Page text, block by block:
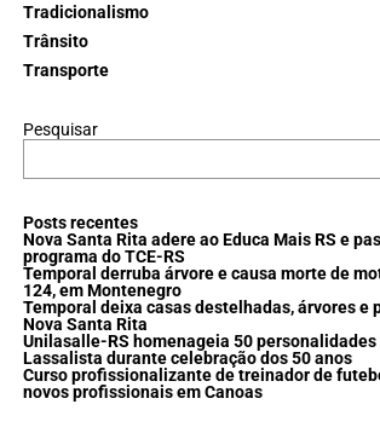
Tradicionalismo
Trânsito
Transporte
Pesquisar
Posts recentes
Nova Santa Rita adere ao Educa Mais RS e
programa do TCE-RS
Temporal derruba árvore e causa morte de
124, em Montenegro
Temporal deixa casas destelhadas, árvores e
Nova Santa Rita
Unilasalle-RS homenageia 50 personalidades
Lassalista durante celebração dos 50 anos
Curso profissionalizante de treinador de
novos profissionais em Canoas